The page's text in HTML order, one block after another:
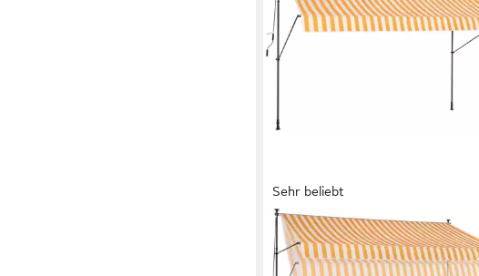
Sehr beliebt
KONIFERA
Klemmmarkise Torremolinos ohne
Bohren / einfache Montage,